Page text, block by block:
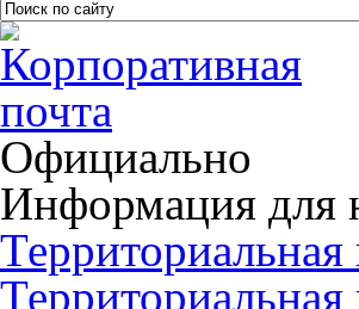
Официально
Информация для
Территориальная
Территориальная